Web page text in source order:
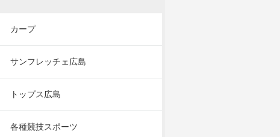
カープ
サンフレッチェ広島
トップス広島
各種競技スポーツ